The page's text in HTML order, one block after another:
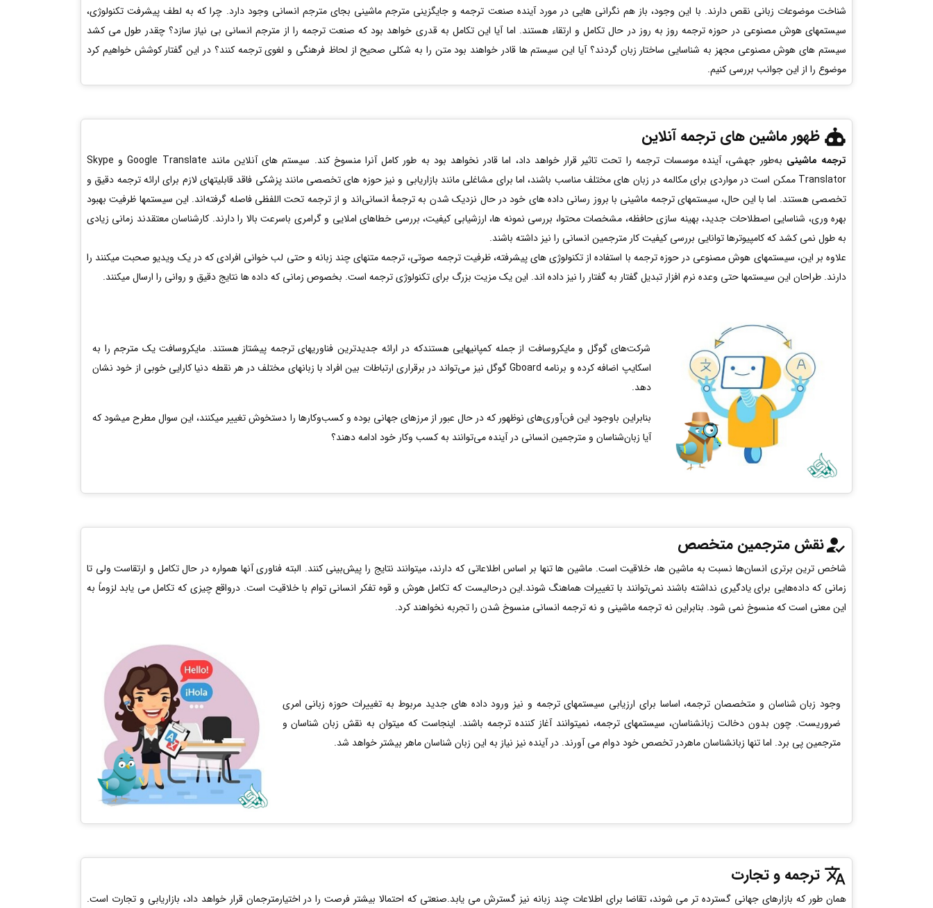
شناخت موضوعات زبانی نقص دارند. با این وجود، باز هم نگرانی هایی در مورد آینده صنعت ترجمه و جایگزینی مترجم ماشینی بجای مترجم انسانی وجود دارد. چرا که به لطف پیشرفت تکنولوژی،
سیستمهای هوش مصنوعی در حوزه ترجمه روز به روز در حال تکامل و ارتقاء هستند. اما آیا این تکامل به قدری خواهد بود که صنعت ترجمه را از مترجم انسانی بی نیاز سازد؟ چقدر طول می کشد
سیستم های هوش مصنوعی مجهز به شناسایی ساختار زبان گردند؟ آیا این سیستم ها قادر خواهند بود متن را به شکلی صحیح از لحاظ فرهنگی و لغوی ترجمه کنند؟ در این گفتار کوشش خواهیم کرد
موضوع را از این جوانب بررسی کنیم.
ظهور ماشین های ترجمه آنلاین
ترجمه ماشینی
به‌طور جهشی، آینده موسسات ترجمه را تحت تاثیر قرار خواهد داد، اما قادر نخواهد بود به طور کامل آنرا منسوخ کند. سیستم های آنلاین مانند Google Translate و Skype
Translator ممکن است در مواردی برای مکالمه در زبان های مختلف مناسب باشند، اما برای مشاغلی مانند بازاریابی و نیز حوزه های تخصصی مانند پزشکی فاقد قابلیتهای لازم برای ارائه ترجمه دقیق و
تخصصی هستند. اما با این حال، سیستمهای ترجمه‌ ماشینی با بروز رسانی داده های خود در حال نزدیک‌ شدن به ترجمۀ انسانی‌اند و از ترجمه تحت اللفظی فاصله گرفته‌اند. این سیستمها ظرفیت بهبود
بهره وری، شناسایی اصطلاحات جدید، بهینه سازی حافظه، مشخصات محتوا، بررسی نمونه ها، ارزشیابی کیفیت، بررسی خطاهای املایی و گرامری باسرعت بالا را دارند. کارشناسان معتقدند زمانی زیادی
به طول نمی کشد که کامپیوترها توانایی بررسی کیفیت کار مترجمین انسانی را نیز داشته باشند.
علاوه بر این، سیستمهای هوش مصنوعی در حوزه ترجمه با استفاده از تکنولوژی های پیشرفته، ظرفیت ترجمه صوتی، ترجمه متنهای چند زبانه و حتی لب خوانی افرادی که در یک ویدیو صحبت میکنند را
دارند. طراحان این سیستمها حتی وعده نرم افزار تبدیل گفتار به گفتار را نیز داده اند. این یک مزیت بزرگ برای تکنولوژی ترجمه است. بخصوص زمانی که داده ها نتایج دقیق و روانی را ارسال میکنند.
شرکت‌های گوگل و مایکروسافت از جمله کمپانیهایی هستندکه در ارائه جدیدترین فناوریهای ترجمه پیشتاز هستند. مایکروسافت یک مترجم را به
اسکایپ اضافه کرده و برنامه Gboard گوگل نیز می‌تواند در برقراری ارتباطات بین افراد با زبانهای مختلف در هر نقطه دنیا کارایی خوبی از خود نشان
دهد.
بنابراین باوجود این فن‌آوری‌های نوظهور که در حال عبور از مرزهای جهانی بوده و کسب‌وکارها را دستخوش تغییر میکنند، این سوال مطرح میشود که
آیا زبان‌شناسان و مترجمین انسانی در آینده می‌توانند به کسب‌ وکار خود ادامه دهند؟
نقش مترجمین متخصص
شاخص ترین برتری انسان‌ها نسبت به ماشین ها، خلاقیت است. ماشین‌ ها تنها بر اساس اطلاعاتی که دارند، میتوانند نتایج را پیش‌بینی کنند. البته فناوری آنها همواره در حال تکامل و ارتقاست ولی تا
زمانی که داده‌هایی برای یادگیری نداشته باشند نمی‌توانند با تغییرات هماهنگ شوند.این درحالیست که تکامل هوش و قوه تفکر انسانی توام با خلاقیت است. درواقع چیزی که تکامل می یابد لزوماً به
این معنی است که منسوخ نمی شود. بنابراین نه ترجمه ماشینی و نه ترجمه انسانی منسوخ شدن را تجربه نخواهند کرد.
وجود زبان شناسان و متخصصان ترجمه، اساسا برای ارزیابی سیستمهای ترجمه و نیز ورود داده های جدید مربوط به تغییرات حوزه زبانی امری
ضروریست. چون بدون دخالت زبانشناسان، سیستمهای ترجمه، نمیتوانند آغاز کننده ترجمه باشند. اینجاست که میتوان به نقش زبان شناسان و
مترجمین پی برد. اما تنها زبانشناسان ماهردر تخصص خود دوام می آورند. در آینده نیز نیاز به این زبان شناسان ماهر بیشتر خواهد شد.
ترجمه و تجارت
همان طور که بازارهای جهانی گسترده تر می شوند، تقاضا برای اطلاعات چند زبانه نیز گسترش می یابد.صنعتی که احتمالا بیشتر فرصت را در اختیارمترجمان قرار خواهد داد، بازاریابی و تجارت است.